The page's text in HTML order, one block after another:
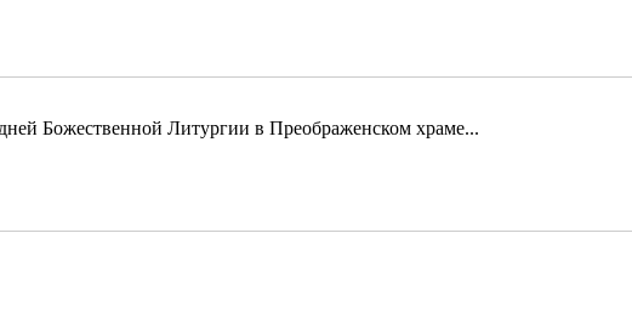
Божественной Литургии в Преображенском храме...